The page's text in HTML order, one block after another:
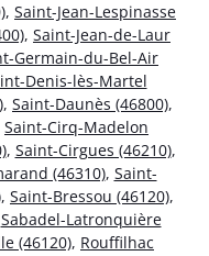
, Saint-Jean-Lespinasse
, Saint-Jean-de-Laur
Germain-du-Bel-Air
Denis-lès-Martel
, Saint-Daunès (46800),
Saint-Cirq-Madelon
, Saint-Cirgues (46210),
(46310), Saint-
, Saint-Bressou (46120),
Sabadel-Latronquière
(46120), Rouffilhac